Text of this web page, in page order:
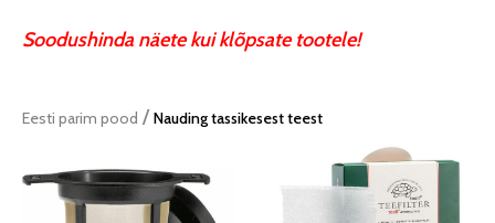
Soodushinda näete kui klõpsate tootele!
Eesti parim pood / Nauding tassikesest teest